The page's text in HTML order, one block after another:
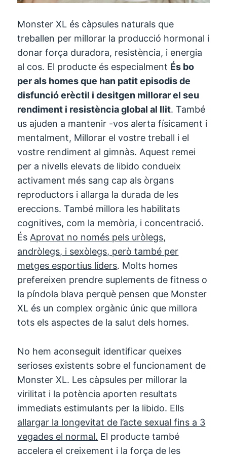
Monster XL és càpsules naturals que
treballen per millorar la producció hormonal i
donar força duradora, resistència, i energia
al cos. El producte és especialment És bo
per als homes que han patit episodis de
disfunció erèctil i desitgen millorar el seu
rendiment i resistència global al llit. També
us ajuden a mantenir -vos alerta físicament i
mentalment, Millorar el vostre treball i el
vostre rendiment al gimnàs. Aquest remei
per a nivells elevats de libido condueix
activament més sang cap als òrgans
reproductors i allarga la durada de les
ereccions. També millora les habilitats
cognitives, com la memòria, i concentració.
ÉsAprovat no només pels uròlegs,
andròlegs, i sexòlegs, però també per
metges esportius líders. Molts homes
prefereixen prendre suplements de fitness o
la píndola blava perquè pensen que Monster
XL és un complex orgànic únic que millora
tots els aspectes de la salut dels homes.
No hem aconseguit identificar queixes
serioses existents sobre el funcionament de
Monster XL. Les càpsules per millorar la
virilitat i la potència aporten resultats
immediats estimulants per la libido. Ells
allargar la longevitat de l’acte sexual fins a 3
vegades el normal. El producte també
accelera el creixement i la força de les